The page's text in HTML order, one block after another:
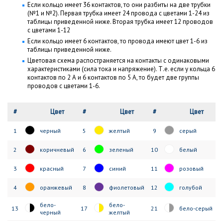
Если кольцо имеет 36 контактов, то они разбиты на две трубки
(№1 и №2). Первая трубка имеет 24 провода с цветами 1-24 из
таблицы приведенной ниже. Вторая трубка имеет 12 проводов
с цветами 1-12
Если кольцо имеет 6 контактов, то провода имеют цвет 1-6 из
таблицы приведенной ниже.
Цветовая схема распостраняется на контакты с одинаковыми
характеристиками (сила тока и напряжение). Т.е. если у кольца 6
контактов по 2 А и 6 контактов по 5 А, то будет две группы
проводов с цветами 1-6.
# Цвет # Цвет # Цвет
1 черный 5 желтый 9 серый
2 коричневый 6 зеленый 10 белый
3 красный 7 синий 11 розовый
4 оранжевый 8 фиолетовый 12 голубой
13
бело-
черный
17
бело-
желтый
21 бело-серый